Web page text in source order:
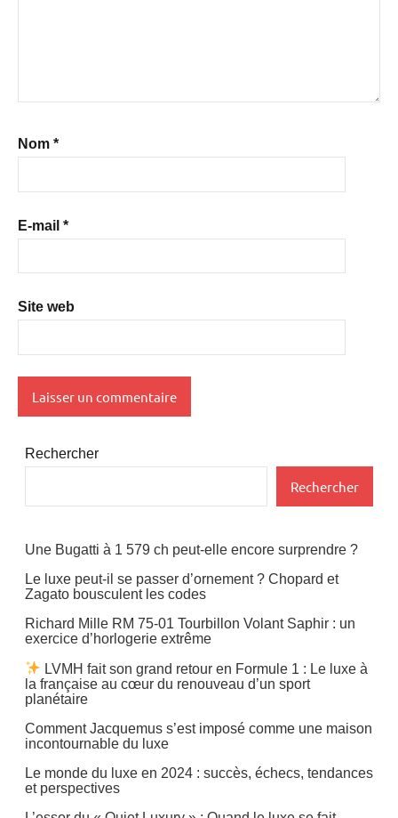
Nom *
E-mail *
Site web
Rechercher
Rechercher
Une Bugatti à 1 579 ch peut-elle encore surprendre ?
Le luxe peut-il se passer d’ornement ? Chopard et
Zagato bousculent les codes
Richard Mille RM 75-01 Tourbillon Volant Saphir : un
exercice d’horlogerie extrême
LVMH fait son grand retour en Formule 1 : Le luxe à
la française au cœur du renouveau d’un sport
planétaire
Comment Jacquemus s’est imposé comme une maison
incontournable du luxe
Le monde du luxe en 2024 : succès, échecs, tendances
et perspectives